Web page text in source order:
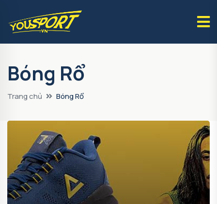
Bóng Rổ
Trang chủ Bóng Rổ